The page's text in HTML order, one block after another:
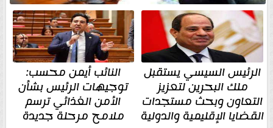
الرئيس السيسي يستقبل
ملك البحرين لتعزيز
التعاون وبحث مستجدات
القضايا الإقليمية والدولية
النائب أيمن محسب:
توجيهات الرئيس بشأن
الأمن الغذائي ترسم
ملامح مرحلة جديدة